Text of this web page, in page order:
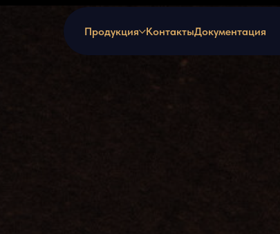
Продукция КонтактыДокументация